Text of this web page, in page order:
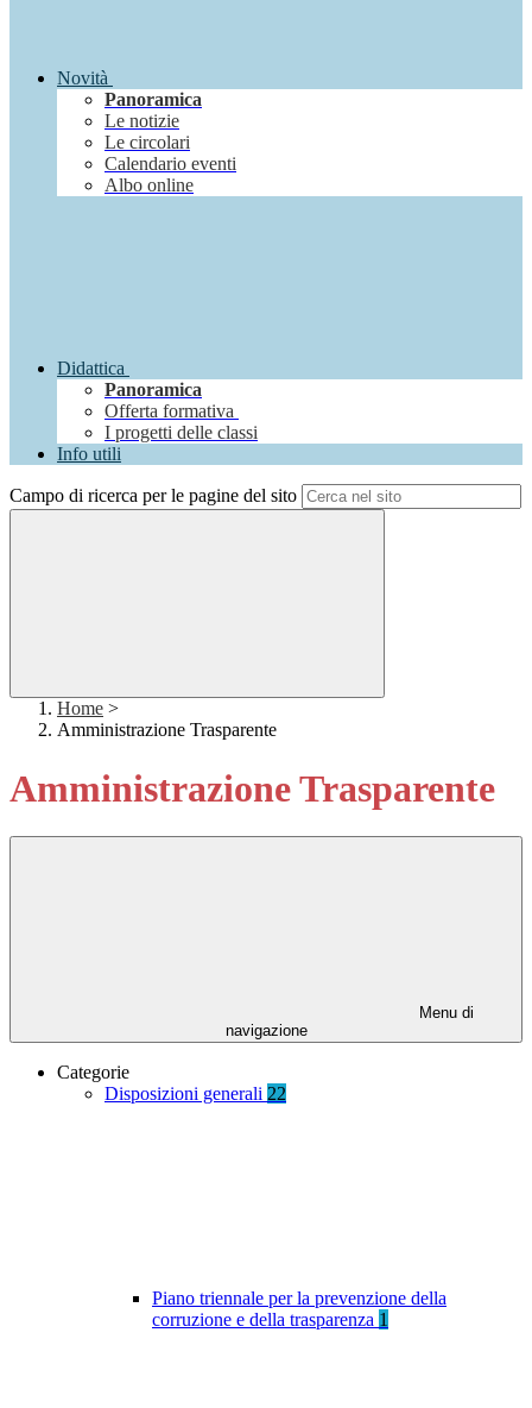
Novità
Panoramica
Le notizie
Le circolari
Calendario eventi
Albo online
Didattica
Panoramica
Offerta formativa
I progetti delle classi
Info utili
Campo di ricerca per le pagine del sito
Home >
Amministrazione Trasparente
Amministrazione Trasparente
Menu di
navigazione
Categorie
Disposizioni generali 22
Piano triennale per la prevenzione della
corruzione e della trasparenza 1